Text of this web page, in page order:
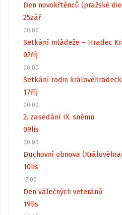
Den novokřtěnců (pražské
25zář
00:00
Setkání mládeže – Hradec
02říj
00:00
Setkání rodin
17říj
00:00
2. zasedání IX. sněmu
09lis
00:00
Duchovní obnova
10lis
17:00
Den válečných veteránů
19lis